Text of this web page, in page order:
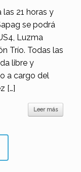
las 21 horas y
se podrá
Luzma
Trío. Todas las
libre y
a cargo del
[…]
Leer más